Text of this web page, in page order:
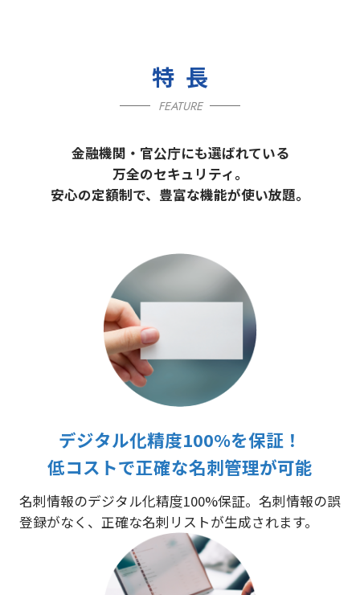
特長
FEATURE
金融機関・官公庁にも選ばれている
万全のセキュリティ。
安心の定額制で、豊富な機能が使い放題。
デジタル化精度100%を保証！
低コストで正確な名刺管理が可能
名刺情報のデジタル化精度100%保証。名刺情報の誤
登録がなく、正確な名刺リストが生成されます。